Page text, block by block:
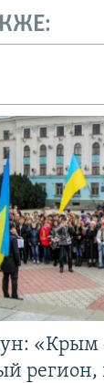
«Крым
регион,